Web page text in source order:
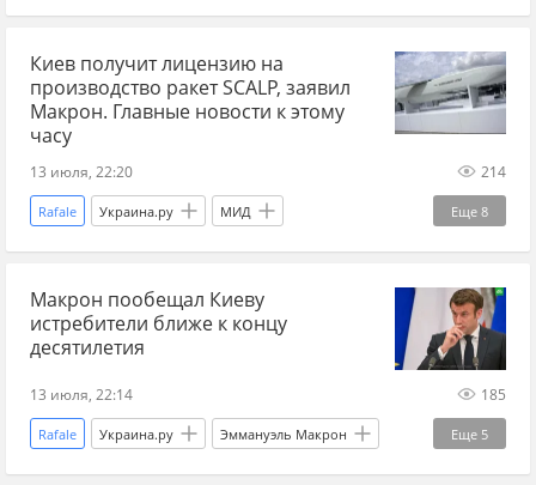
Италия Владимир Зеленский
Эммануэль Макрон военная помощь Украине
Париж Украина.ру Мир без границ
Киев получит лицензию на
производство ракет SCALP, заявил
Макрон. Главные новости к этому
часу
13 июля, 22:20 214
Еще 8
Rafale Украина.ру МИД
Эммануэль Макрон Дональд Трамп
Украина США Киев
Мир без границ ИИ (искусственный интеллект)
Макрон пообещал Киеву
истребители ближе к концу
десятилетия
13 июля, 22:14 185
Еще 5
Rafale Украина.ру Эммануэль Макрон
Франция Новости Украина Киев